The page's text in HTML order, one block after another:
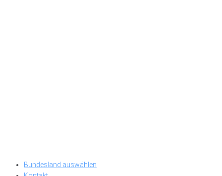
Bundesland auswählen